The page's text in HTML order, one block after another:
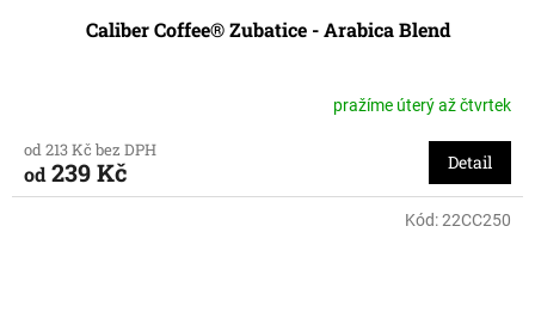
Caliber Coffee® Zubatice - Arabica Blend
pražíme úterý až čtvrtek
od 213 Kč bez DPH
od239 Kč Detail
Kód:22CC250